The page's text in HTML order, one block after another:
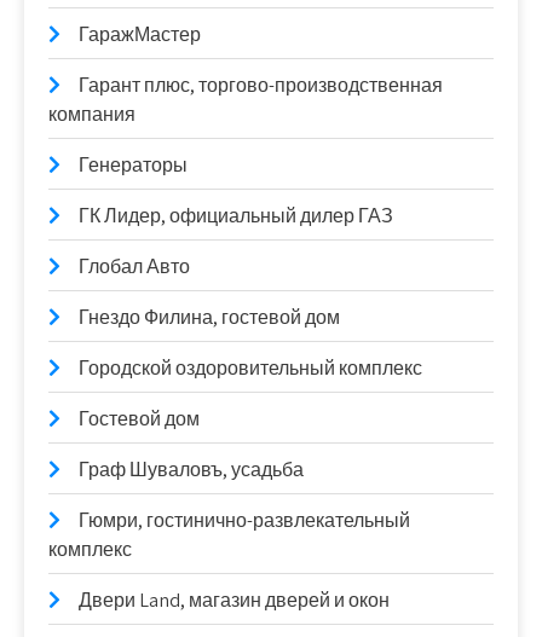
ГаражМастер
Гарант плюс, торгово-производственная
компания
Генераторы
ГК Лидер, официальный дилер ГАЗ
Глобал Авто
Гнездо Филина, гостевой дом
Городской оздоровительный комплекс
Гостевой дом
Граф Шуваловъ, усадьба
Гюмри, гостинично-развлекательный
комплекс
Двери Land, магазин дверей и окон